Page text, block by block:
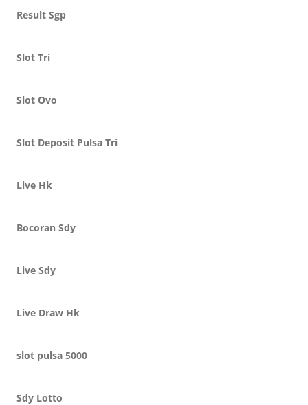
Result Sgp
Slot Tri
Slot Ovo
Slot Deposit Pulsa Tri
Live Hk
Bocoran Sdy
Live Sdy
Live Draw Hk
slot pulsa 5000
Sdy Lotto